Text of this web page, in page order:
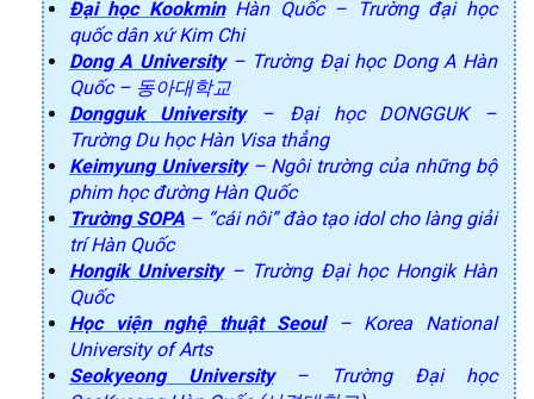
Đại học KookminHàn Quốc – Trường đại học
quốc dân xứ Kim Chi
Dong A University– Trường Đại học Dong A Hàn
Quốc – 동아대학교
Dongguk University– Đại học DONGGUK –
Trường Du học Hàn Visa thẳng
Keimyung University– Ngôi trường của những bộ
phim học đường Hàn Quốc
Trường SOPA– “cái nôi” đào tạo idol cho làng giải
trí Hàn Quốc
Hongik University– Trường Đại học Hongik Hàn
Quốc
Học viện nghệ thuật Seoul– Korea National
University of Arts
Seokyeong University– Trường Đại học